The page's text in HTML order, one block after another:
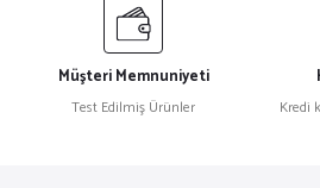
Ürün bilgilerinde hatalar bulunuyor.
Ürün fiyatı diğer sitelerden daha pahalı.
Bu ürüne benzer farklı alternatifler olmalı.
Müşteri Memnuniyeti
Test Edilmiş Ürünler
Kredi